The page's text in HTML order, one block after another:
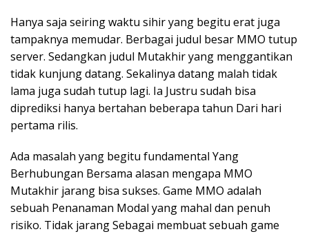
Hanya saja seiring waktu sihir yang begitu erat juga
tampaknya memudar. Berbagai judul besar MMO tutup
server. Sedangkan judul Mutakhir yang menggantikan
tidak kunjung datang. Sekalinya datang malah tidak
lama juga sudah tutup lagi. Ia Justru sudah bisa
diprediksi hanya bertahan beberapa tahun Dari hari
pertama rilis.
Ada masalah yang begitu fundamental Yang
Berhubungan Bersama alasan mengapa MMO
Mutakhir jarang bisa sukses. Game MMO adalah
sebuah Penanaman Modal yang mahal dan penuh
risiko. Tidak jarang Sebagai membuat sebuah game